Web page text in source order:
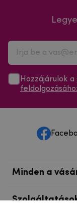
Hozzájárulok a
Minden a